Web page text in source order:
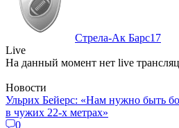
Стрела-Ак Барс17
Live
На данный момент нет live
Новости
Ульрих Бейерс: «Нам нужно быть
в чужих 22-х метрах»
0